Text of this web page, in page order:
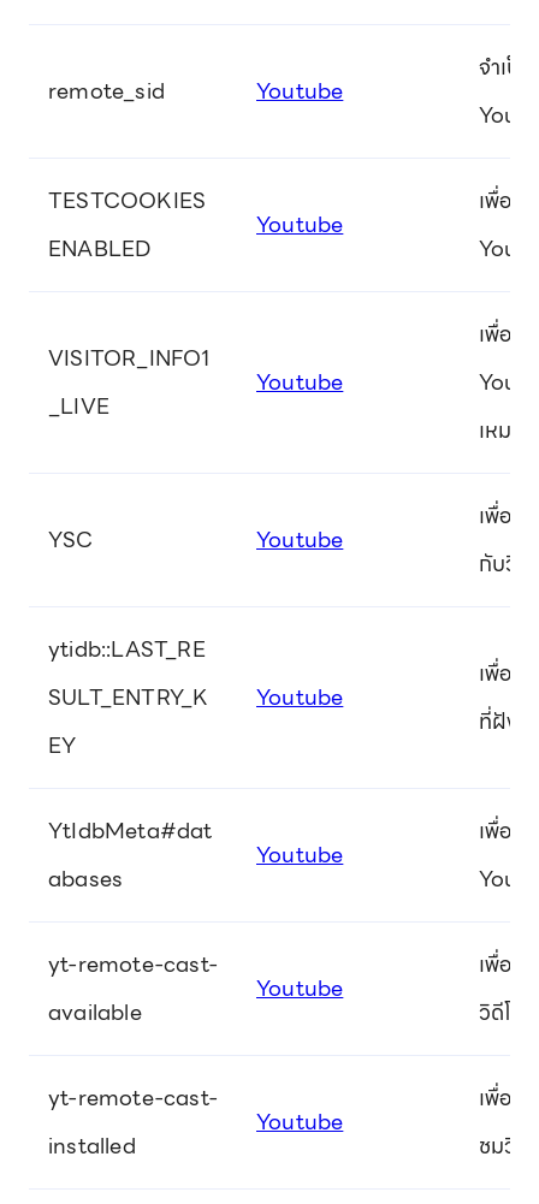
remote_sid Youtube
จำเป็
TESTCOOKIES
ENABLED
Youtube
เพื่อติ
VISITOR_INFO1
_LIVE
Youtube
เพื่อป
เหมา
YSC Youtube
เพื่อบั
กับวิดี
ytidb::LAST_RE
SULT_ENTRY_K
EY
Youtube
เพื่อติ
ที่ฝังอ
YtIdbMeta#dat
abases
Youtube
เพื่อติ
yt-remote-cast-
available
Youtube
เพื่อจั
วิดีโอ
yt-remote-cast-
installed
Youtube
เพื่อจั
ชมวิดี